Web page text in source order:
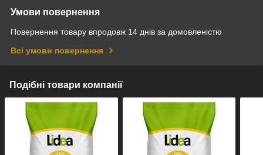
Умови повернення
Повернення товару впродовж 14 днів за домовленістю
Всі умови повернення
Подібні товари компанії